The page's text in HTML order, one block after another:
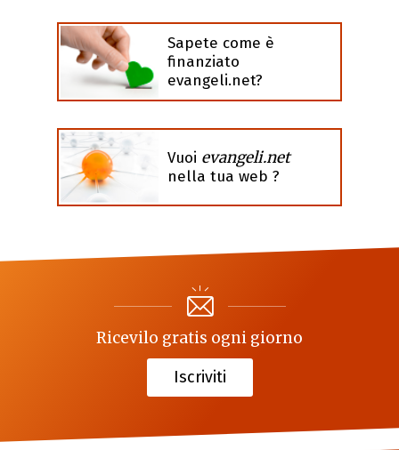
Sapete come è
finanziato
evangeli.net?
Vuoi evangeli.net
nella tua web ?
Ricevilo gratis ogni giorno
Iscriviti